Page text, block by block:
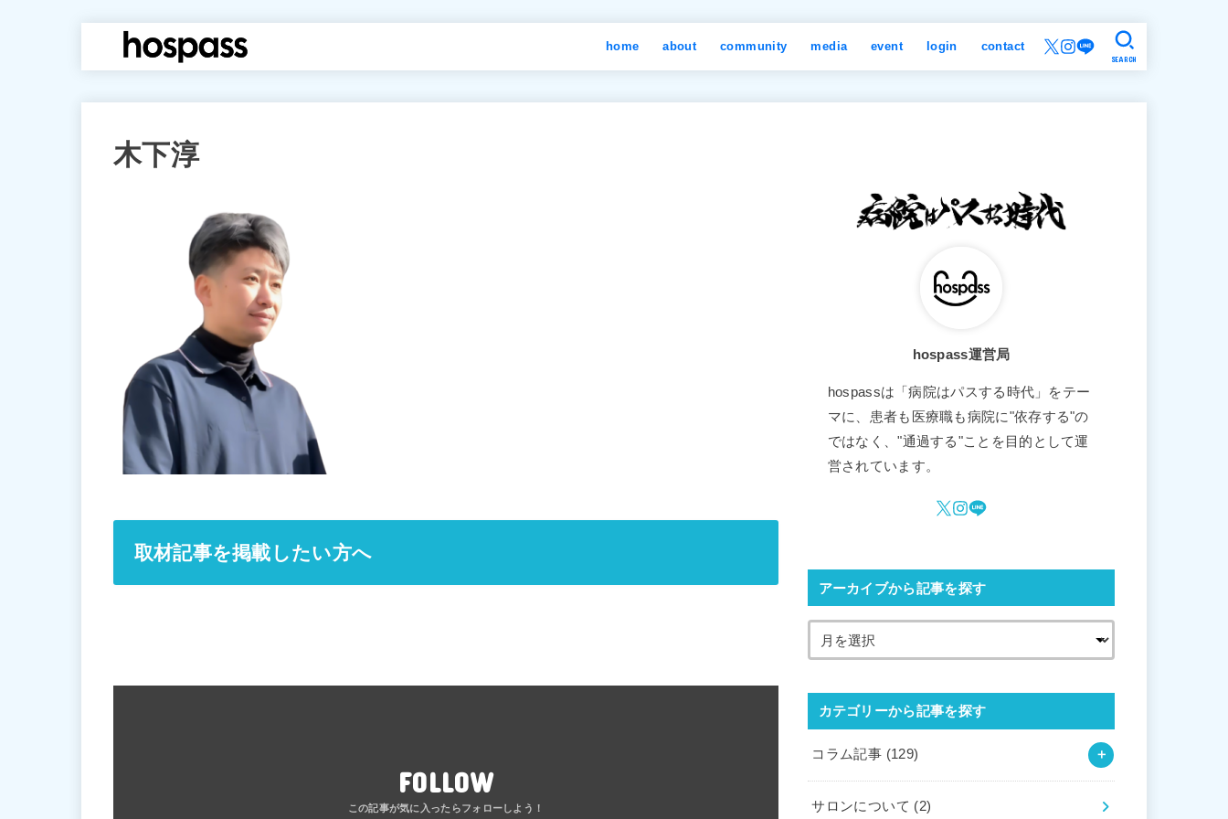
hospass media home about community media event login contact
SEARCH
木下淳
取材記事を掲載したい方へ
FOLLOW
hospass運営局
hospassは「病院はパスする時代」をテー
マに、患者も医療職も病院に"依存する"の
ではなく、"通過する"ことを目的として運
営されています。
アーカイブから記事を探す
カテゴリーから記事を探す
コラム記事 (129)
サロンについて (2)